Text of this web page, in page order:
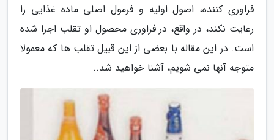
فراوری کننده، اصول اولیه و فرمول اصلی ماده غذایی را
رعایت نکند، در واقع، در فراوری محصول او تقلب اجرا شده
است. در این مقاله با بعضی از این قبیل تقلب ها که معمولا
متوجه آنها نمی شویم، آشنا خواهید شد..